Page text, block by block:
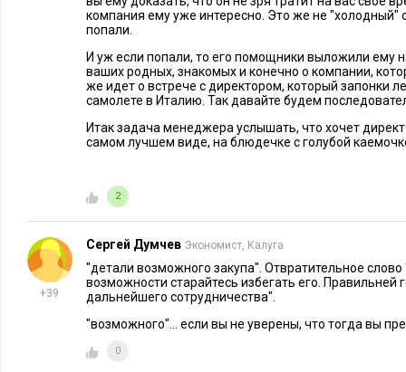
компания ему уже интересно. Это же не "холодный"
попали.
И уж если попали, то его помощники выложили ему
ваших родных, знакомых и конечно о компании,
же идет о встрече с директором, который запонки
самолете в Италию. Так давайте будем
Итак задача менеджера услышать, что хочет
самом лучшем виде, на блюдечке с голубой
2
+39
Сергей Думчев Экономист, Калуга
"детали возможного закупа". Отвратительное слово
возможности старайтесь избегать его. Правильней
дальнейшего сотрудничества".
"возможного"... если вы не уверены, что тогда вы
0